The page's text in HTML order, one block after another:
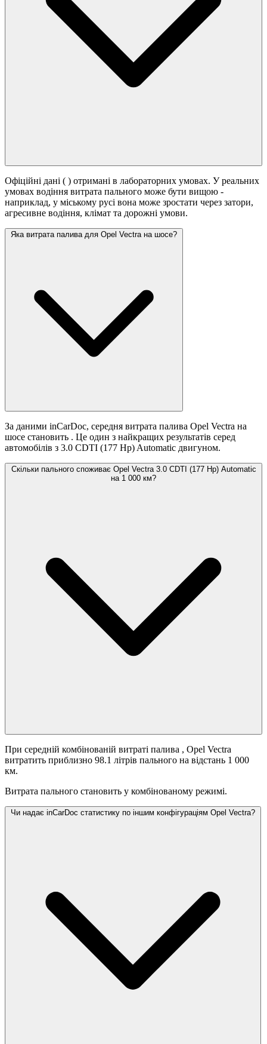
Офіційні дані ( ) отримані в лабораторних умовах. У реальних
умовах водіння витрата пального може бути вищою -
наприклад, у міському русі вона може зростати через затори,
агресивне водіння, клімат та дорожні умови.
Яка витрата палива для Opel Vectra на шосе?
За даними inCarDoc, середня витрата палива Opel Vectra на
шосе становить . Це один з найкращих результатів серед
автомобілів з 3.0 CDTI (177 Hp) Automatic двигуном.
Скільки пального споживає Opel Vectra 3.0 CDTI (177 Hp) Automatic
на 1 000 км?
При середній комбінованій витраті палива , Opel Vectra
витратить приблизно 98.1 літрів пального на відстань 1 000
км.
Витрата пального становить у комбінованому режимі.
Чи надає inCarDoc статистику по іншим конфігураціям Opel Vectra?